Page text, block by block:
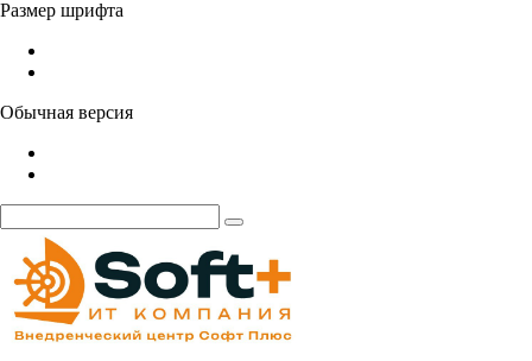
Размер шрифта
Обычная версия